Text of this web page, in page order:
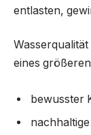
entlasten,
eines
bewusster